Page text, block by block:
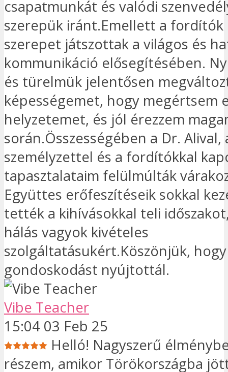
csapatmunkát és valódi
szerepük iránt.Emellett a
szerepet játszottak a világos és
kommunikáció elősegítésében.
és türelmük jelentősen
képességemet, hogy megértsem
helyzetemet, és jól érezzem
során.Összességében a Dr. Alival,
személyzettel és a fordítókkal
tapasztalataim felülmúlták
Együttes erőfeszítéseik sokkal
tették a kihívásokkal teli
hálás vagyok kivételes
szolgáltatásukért.Köszönjük,
gondoskodást nyújtottál.
Vibe Teacher
15:04 03 Feb 25
Helló! Nagyszerű
részem, amikor Törökországba